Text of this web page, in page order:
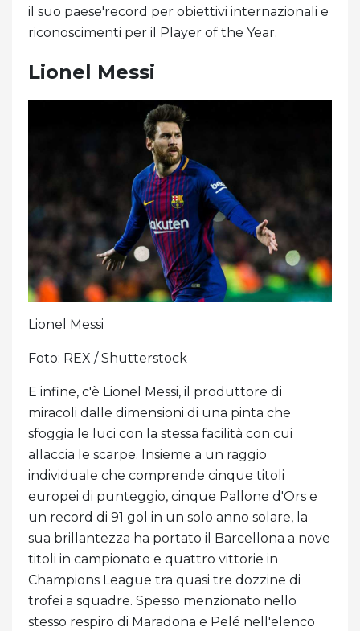
il suo paese'record per obiettivi internazionali e
riconoscimenti per il Player of the Year.
Lionel Messi
Lionel Messi
Foto: REX / Shutterstock
E infine, c'è Lionel Messi, il produttore di
miracoli dalle dimensioni di una pinta che
sfoggia le luci con la stessa facilità con cui
allaccia le scarpe. Insieme a un raggio
individuale che comprende cinque titoli
europei di punteggio, cinque Pallone d'Ors e
un record di 91 gol in un solo anno solare, la
sua brillantezza ha portato il Barcellona a nove
titoli in campionato e quattro vittorie in
Champions League tra quasi tre dozzine di
trofei a squadre. Spesso menzionato nello
stesso respiro di Maradona e Pelé nell'elenco